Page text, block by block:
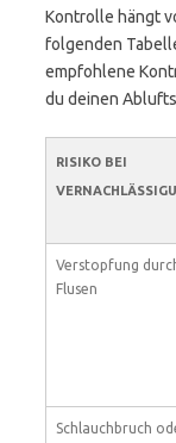
Kontrolle hängt
folgenden
empfohlene
du deinen
RISIKO BEI
Verstopfung
Flusen
Schlauchbruch